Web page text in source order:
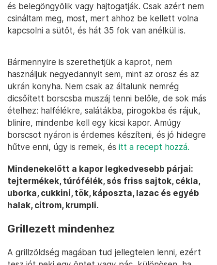
és belegöngyölik vagy hajtogatják. Csak azért nem
csináltam meg, most, mert ahhoz be kellett volna
kapcsolni a sütőt, és hát 35 fok van anélkül is.
Bármennyire is szerethetjük a kaprot, nem
használjuk negyedannyit sem, mint az orosz és az
ukrán konyha. Nem csak az általunk nemrég
dicsőített borscsba muszáj tenni belőle, de sok más
ételhez: halfélékre, salátákba, pirogokba és rájuk,
blinire, mindenbe kell egy kicsi kapor. Amúgy
borscsot nyáron is érdemes készíteni, és jó hidegre
hűtve enni, úgy is remek, és itt a recept hozzá.
Mindenekelőtt a kapor legkedvesebb párjai:
tejtermékek, túrófélék, sós friss sajtok, cékla,
uborka, cukkini, tök, káposzta, lazac és egyéb
halak, citrom, krumpli.
Grillezett mindenhez
A grillzöldség magában tud jellegtelen lenni, ezért